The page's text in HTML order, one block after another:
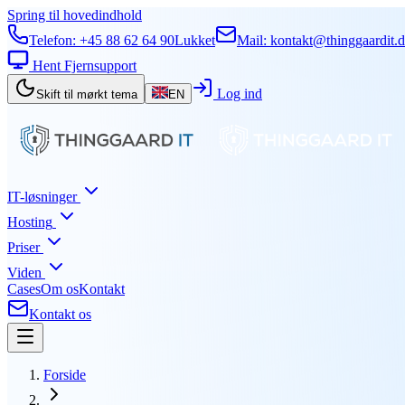
Spring til hovedindhold
Telefon: +45 88 62 64 90Lukket Mail:
Hent Fjernsupport
Skift til mørkt tema EN Log ind
IT-løsninger
Hosting
Priser
Viden
CasesOm osKontakt
Kontakt os
Forside